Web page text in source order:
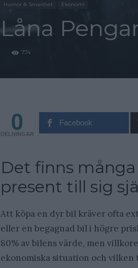
Humor & Smarthet Ekonomi
Låna
774
0
DELNINGAR
Facebook
Det finns
present till sig
Att köpa en dyr bil kräver ofta
eller en begagnad bil i högre
80% av bilens värde, men
ekonomiska situation och vilken